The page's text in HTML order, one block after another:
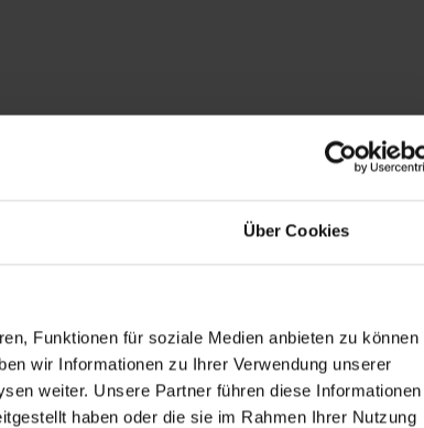
Über Cookies
Funktionen für soziale Medien anbieten zu können
wir Informationen zu Ihrer Verwendung unserer
weiter. Unsere Partner führen diese Informationen
haben oder die sie im Rahmen Ihrer Nutzung